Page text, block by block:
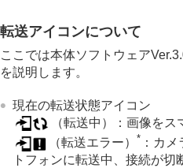
転送アイコンについて
ここでは本体ソフトウェア
を説明します。
現在の転送状態アイコン
（転送中）：画像をス
（転送エラー） * ：カ
トフォンに転送中、接続が切